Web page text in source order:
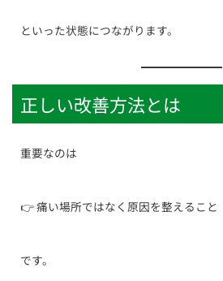
といった状態につながります。
正しい改善方法とは
重要なのは
👉 痛い場所ではなく原因を整えること
です。